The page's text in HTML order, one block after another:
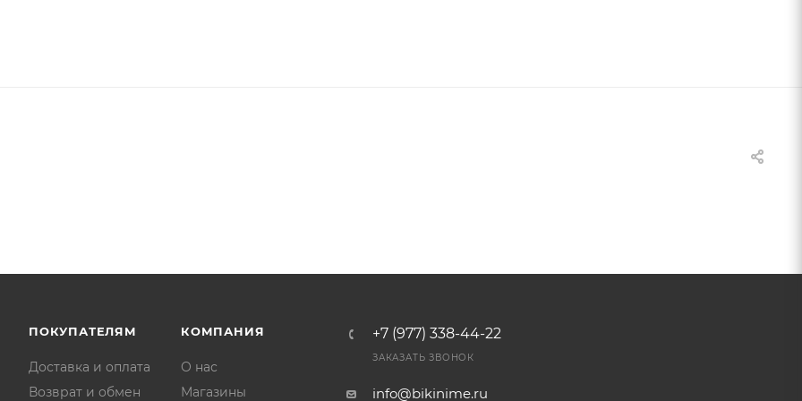
ПОКУПАТЕЛЯМ
Доставка и оплата
Возврат и обмен
КОМПАНИЯ
О нас
Магазины
+7 (977) 338-44-22
ЗАКАЗАТЬ ЗВОНОК
info@bikinime.ru